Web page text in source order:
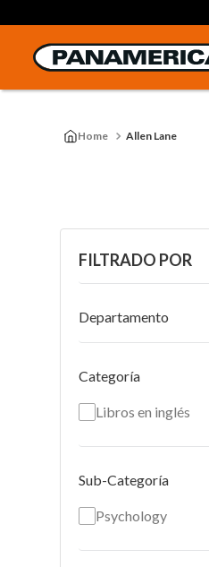
Allen Lane
FILTRADO POR
Departamento
Categoría
Libros en inglés
Sub-Categoría
Psychology